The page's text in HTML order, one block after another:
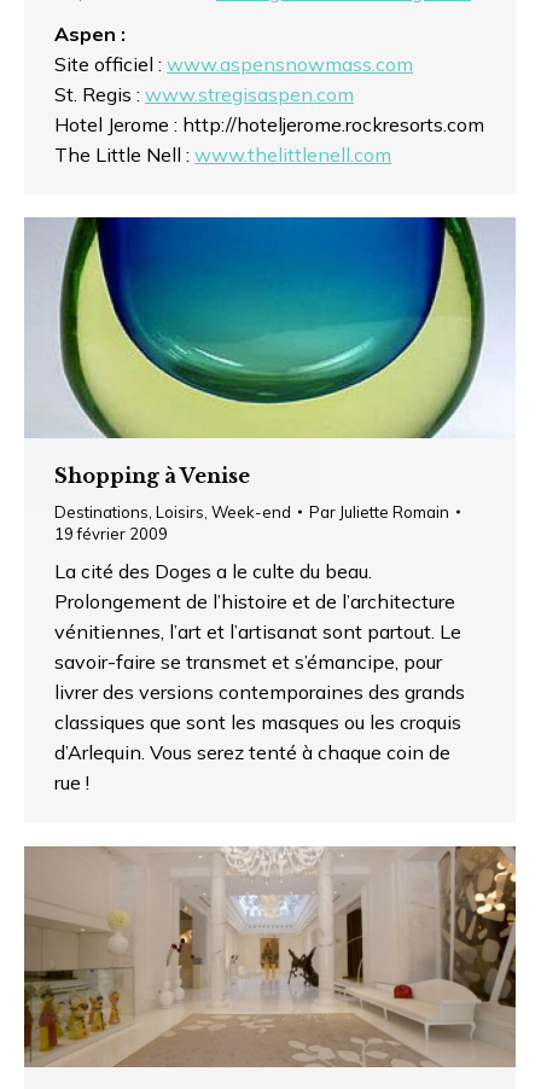
Aspen :
Site officiel : www.aspensnowmass.com
St. Regis : www.stregisaspen.com
Hotel Jerome : http://hoteljerome.rockresorts.com
The Little Nell : www.thelittlenell.com
Shopping à Venise
Destinations Loisirs Week-end Par Juliette Romain
19 février 2009
La cité des Doges a le culte du beau.
Prolongement de l’histoire et de l’architecture
vénitiennes, l’art et l’artisanat sont partout. Le
savoir-faire se transmet et s’émancipe, pour
livrer des versions contemporaines des grands
classiques que sont les masques ou les croquis
d’Arlequin. Vous serez tenté à chaque coin de
rue !